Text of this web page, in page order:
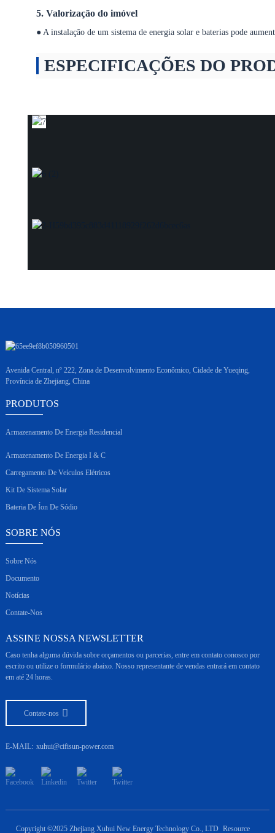
5. Valorização do imóvel
● A instalação de um sistema de energia solar e baterias pode
ESPECIFICAÇÕES DO
Avenida Central, nº 222, Zona de Desenvolvimento Econômico, Cidade de Yueqing,
Província de Zhejiang, China
PRODUTOS
Armazenamento De Energia Residencial
Armazenamento De Energia I & C
Carregamento De Veículos Elétricos
Kit De Sistema Solar
Bateria De Íon De Sódio
SOBRE NÓS
Sobre Nós
Documento
Notícias
Contate-Nos
ASSINE NOSSA NEWSLETTER
Caso tenha alguma dúvida sobre orçamentos ou parcerias, entre em contato conosco por
escrito ou utilize o formulário abaixo. Nosso representante de vendas entrará em contato
em até 24 horas.
Contate-nos
E-MAIL: xuhui@cifisun-power.com
Copyright ©2025 Zhejiang Xuhui New Energy Technology Co., LTD Resource